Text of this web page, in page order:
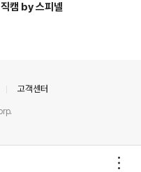
캠 by 스피넬
고객센터